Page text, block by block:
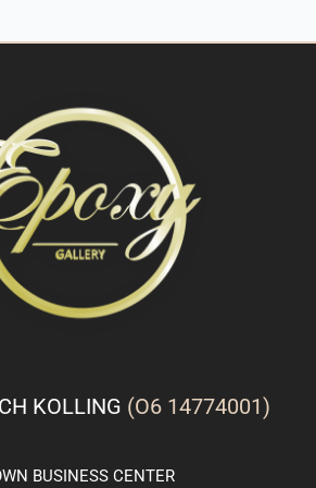
KOLLING (O6 14774001)
BUSINESS CENTER